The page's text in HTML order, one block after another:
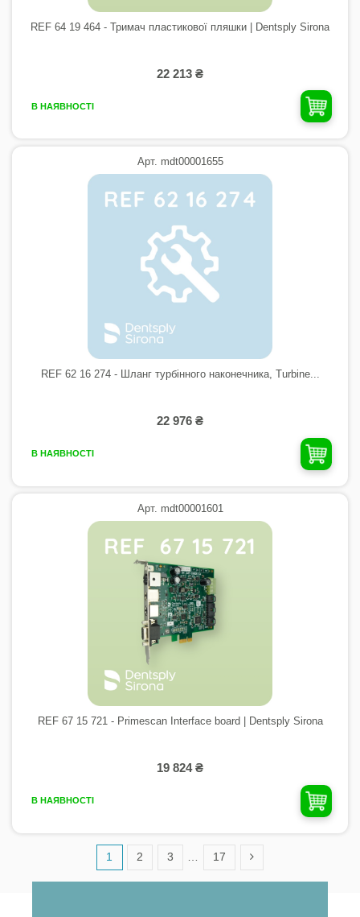
REF 64 19 464 - Тримач пластикової пляшки | Dentsply Sirona
22 213 ₴
В НАЯВНОСТІ
Арт. mdt00001655
REF 62 16 274 - Шланг турбінного наконечника, Turbine...
22 976 ₴
В НАЯВНОСТІ
Арт. mdt00001601
REF 67 15 721 - Primescan Interface board | Dentsply Sirona
19 824 ₴
В НАЯВНОСТІ
1 2 3 … 17